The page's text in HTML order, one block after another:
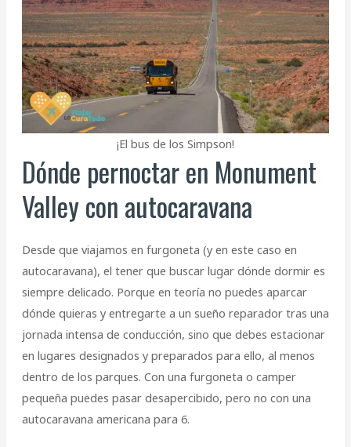
¡El bus de los Simpson!
Dónde pernoctar en Monument
Valley con autocaravana
Desde que viajamos en furgoneta (y en este caso en
autocaravana), el tener que buscar lugar dónde dormir es
siempre delicado. Porque en teoría no puedes aparcar
dónde quieras y entregarte a un sueño reparador tras una
jornada intensa de conducción, sino que debes estacionar
en lugares designados y preparados para ello, al menos
dentro de los parques. Con una furgoneta o camper
pequeña puedes pasar desapercibido, pero no con una
autocaravana americana para 6.